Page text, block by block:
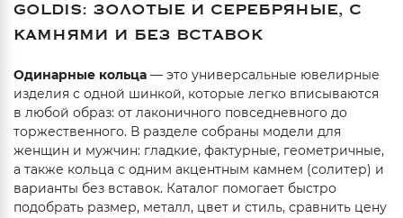
GOLDIS: ЗОЛОТЫЕ И СЕРЕБРЯНЫЕ, С
КАМНЯМИ И БЕЗ ВСТАВОК
Одинарные кольца — это универсальные ювелирные
изделия с одной шинкой, которые легко вписываются
в любой образ: от лаконичного повседневного до
торжественного. В разделе собраны модели для
женщин и мужчин: гладкие, фактурные, геометричные,
а также кольца с одним акцентным камнем (солитер) и
варианты без вставок. Каталог помогает быстро
подобрать размер, металл, цвет и стиль, сравнить цену